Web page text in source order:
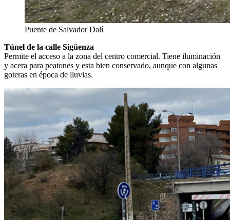
Puente de Salvador Dalí
Túnel de la calle Sigüenza
Permite el acceso a la zona del centro comercial. Tiene iluminación
y acera para peatones y esta bien conservado, aunque con algunas
goteras en época de lluvias.